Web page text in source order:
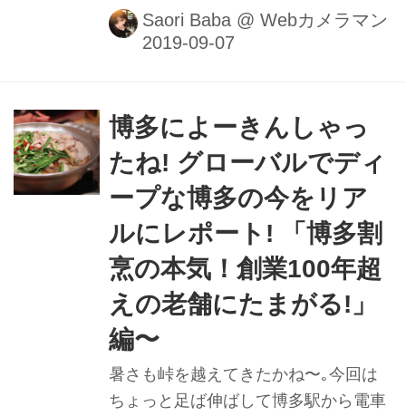
影＆レポート：馬場さおり
Saori Baba @ Webカメラマン
博多によーきんしゃっ
たね! グローバルでディ
ープな博多の今をリア
ルにレポート! 「博多割
烹の本気！創業100年超
えの老舗にたまがる!」
編〜
暑さも峠を越えてきたかね〜｡今回は
ちょっと足ば伸ばして博多駅から電車